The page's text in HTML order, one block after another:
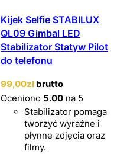
Kijek Selfie STABILUX
QL09 Gimbal LED
Stabilizator Statyw Pilot
do telefonu
99,00zł brutto
Oceniono 5.00 na 5
Stabilizator pomaga
tworzyć wyraźne i
płynne zdjęcia oraz
filmy.